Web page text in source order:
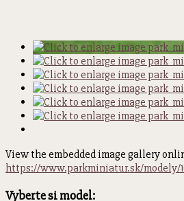
View the embedded image gallery
https://www.parkminiatur.sk/modely/
Vyberte si model: